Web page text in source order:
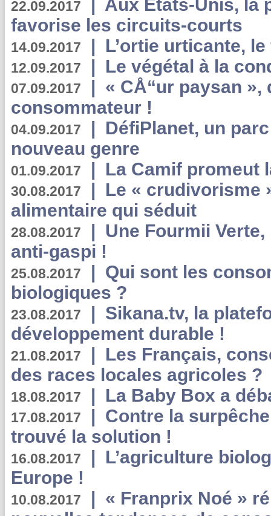
22.09.2017 | Aux Etats-Unis, la
favorise les circuits-courts
14.09.2017 | L’ortie urticante,
12.09.2017 | Le végétal à la
07.09.2017 | « CÅ“ur paysan
consommateur !
04.09.2017 | DéfiPlanet, un
nouveau genre
01.09.2017 | La Camif promeut
30.08.2017 | Le « crudivorisme
alimentaire qui séduit
28.08.2017 | Une Fourmii
anti-gaspi !
25.08.2017 | Qui sont les
biologiques ?
23.08.2017 | Sikana.tv, la
développement durable !
21.08.2017 | Les Français,
des races locales agricoles ?
18.08.2017 | La Baby Box a
17.08.2017 | Contre la
trouvé la solution !
16.08.2017 | L’agriculture
Europe !
10.08.2017 | « Franprix Noé »